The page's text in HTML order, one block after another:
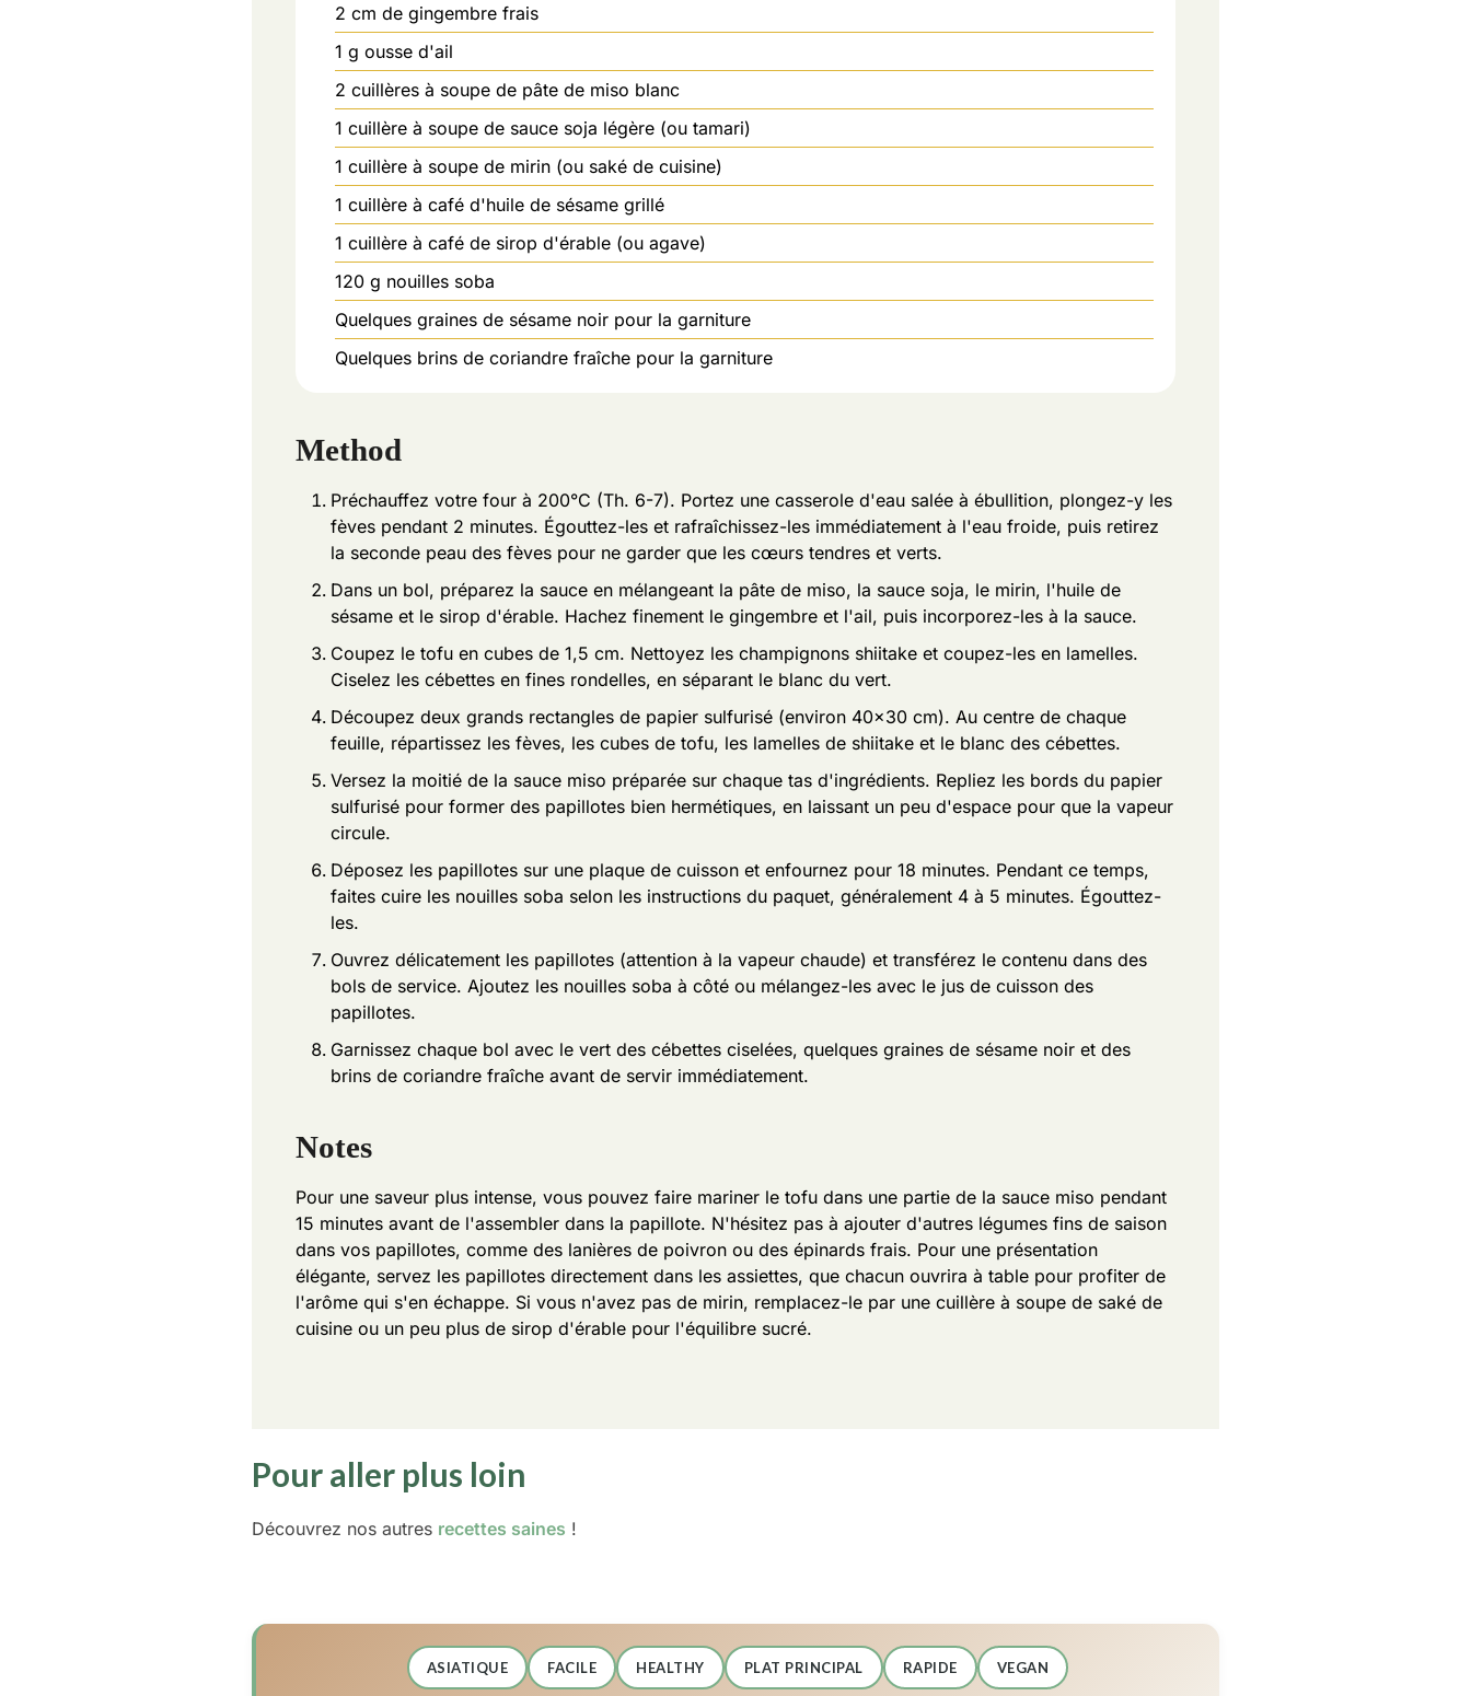
2 cm de gingembre frais
1 g ousse d'ail
2 cuillères à soupe de pâte de miso blanc
1 cuillère à soupe de sauce soja légère (ou tamari)
1 cuillère à soupe de mirin (ou saké de cuisine)
1 cuillère à café d'huile de sésame grillé
1 cuillère à café de sirop d'érable (ou agave)
120 g nouilles soba
Quelques graines de sésame noir pour la garniture
Quelques brins de coriandre fraîche pour la garniture
Method
Préchauffez votre four à 200°C (Th. 6-7). Portez une casserole d'eau salée à ébullition, plongez-y les
fèves pendant 2 minutes. Égouttez-les et rafraîchissez-les immédiatement à l'eau froide, puis retirez
la seconde peau des fèves pour ne garder que les cœurs tendres et verts.
Dans un bol, préparez la sauce en mélangeant la pâte de miso, la sauce soja, le mirin, l'huile de
sésame et le sirop d'érable. Hachez finement le gingembre et l'ail, puis incorporez-les à la sauce.
Coupez le tofu en cubes de 1,5 cm. Nettoyez les champignons shiitake et coupez-les en lamelles.
Ciselez les cébettes en fines rondelles, en séparant le blanc du vert.
Découpez deux grands rectangles de papier sulfurisé (environ 40x30 cm). Au centre de chaque
feuille, répartissez les fèves, les cubes de tofu, les lamelles de shiitake et le blanc des cébettes.
Versez la moitié de la sauce miso préparée sur chaque tas d'ingrédients. Repliez les bords du papier
sulfurisé pour former des papillotes bien hermétiques, en laissant un peu d'espace pour que la vapeur
circule.
Déposez les papillotes sur une plaque de cuisson et enfournez pour 18 minutes. Pendant ce temps,
faites cuire les nouilles soba selon les instructions du paquet, généralement 4 à 5 minutes. Égouttez-
les.
Ouvrez délicatement les papillotes (attention à la vapeur chaude) et transférez le contenu dans des
bols de service. Ajoutez les nouilles soba à côté ou mélangez-les avec le jus de cuisson des
papillotes.
Garnissez chaque bol avec le vert des cébettes ciselées, quelques graines de sésame noir et des
brins de coriandre fraîche avant de servir immédiatement.
Notes
Pour une saveur plus intense, vous pouvez faire mariner le tofu dans une partie de la sauce miso pendant
15 minutes avant de l'assembler dans la papillote. N'hésitez pas à ajouter d'autres légumes fins de saison
dans vos papillotes, comme des lanières de poivron ou des épinards frais. Pour une présentation
élégante, servez les papillotes directement dans les assiettes, que chacun ouvrira à table pour profiter de
l'arôme qui s'en échappe. Si vous n'avez pas de mirin, remplacez-le par une cuillère à soupe de saké de
cuisine ou un peu plus de sirop d'érable pour l'équilibre sucré.
Pour aller plus loin
Découvrez nos autres recettes saines !
ASIATIQUE FACILE HEALTHY PLAT PRINCIPAL RAPIDE VEGAN